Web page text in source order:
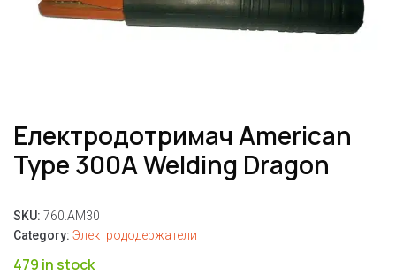
Електродотримач American
Type 300A Welding Dragon
SKU: 760.AM30
Category: Электрододержатели
479 in stock
Про нас
Блог
Контакти